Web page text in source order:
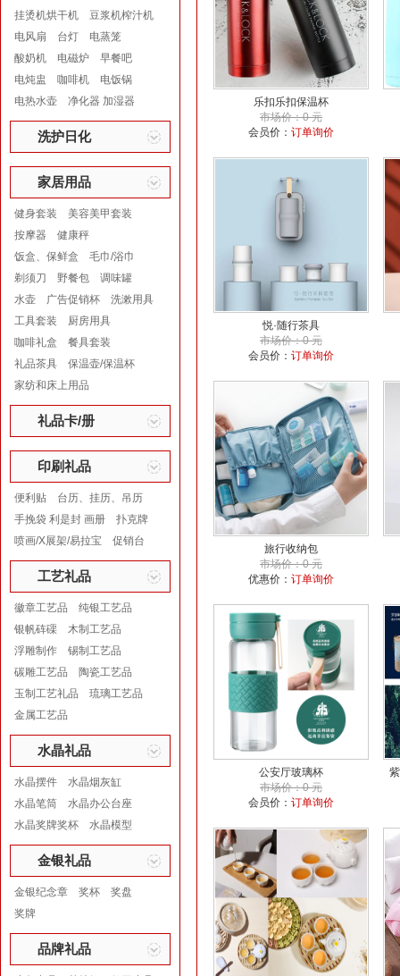
挂烫机烘干机
豆浆机榨汁机
电风扇
台灯
电蒸笼
酸奶机
电磁炉
早餐吧
电炖盅
咖啡机
电饭锅
电热水壶
净化器 加湿器
洗护日化
家居用品
健身套装
美容美甲套装
按摩器
健康秤
饭盒、保鲜盒
毛巾/浴巾
剃须刀
野餐包
调味罐
水壶
广告促销杯
洗漱用具
工具套装
厨房用具
咖啡礼盒
餐具套装
礼品茶具
保温壶/保温杯
家纺和床上用品
礼品卡/册
印刷礼品
便利贴
台历、挂历、吊历
手挽袋 利是封 画册
扑克牌
喷画/X展架/易拉宝
促销台
工艺礼品
徽章工艺品
纯银工艺品
银帆砗磲
木制工艺品
浮雕制作
锡制工艺品
碳雕工艺品
陶瓷工艺品
玉制工艺礼品
琉璃工艺品
金属工艺品
水晶礼品
水晶摆件
水晶烟灰缸
水晶笔筒
水晶办公台座
水晶奖牌奖杯
水晶模型
金银礼品
金银纪念章 奖杯
奖盘
奖牌
品牌礼品
乐扣乐扣保温杯
市场价：0 元
会员价： 订单询价
悦·随行茶具
市场价：0 元
会员价： 订单询价
旅行收纳包
市场价：0 元
优惠价： 订单询价
公安厅玻璃杯
市场价：0 元
会员价： 订单询价